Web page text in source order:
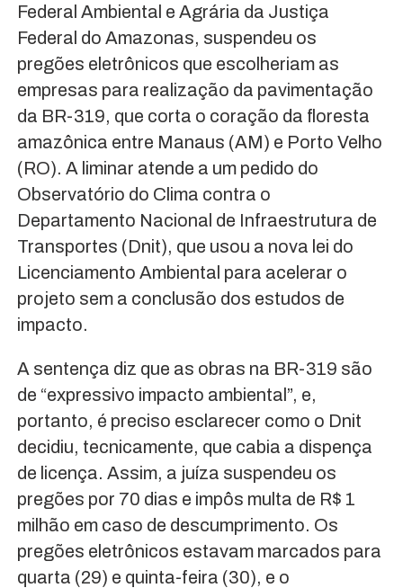
Federal Ambiental e Agrária da Justiça
Federal do Amazonas, suspendeu os
pregões eletrônicos que escolheriam as
empresas para realização da pavimentação
da BR-319, que corta o coração da floresta
amazônica entre Manaus (AM) e Porto Velho
(RO). A liminar atende a um pedido do
Observatório do Clima contra o
Departamento Nacional de Infraestrutura de
Transportes (Dnit), que usou a nova lei do
Licenciamento Ambiental para acelerar o
projeto sem a conclusão dos estudos de
impacto.
A sentença diz que as obras na BR-319 são
de “expressivo impacto ambiental”, e,
portanto, é preciso esclarecer como o Dnit
decidiu, tecnicamente, que cabia a dispença
de licença. Assim, a juíza suspendeu os
pregões por 70 dias e impôs multa de R$ 1
milhão em caso de descumprimento. Os
pregões eletrônicos estavam marcados para
quarta (29) e quinta-feira (30), e o